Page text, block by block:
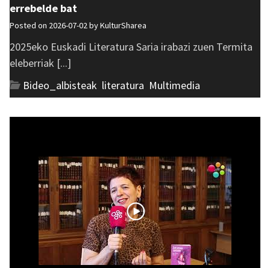
errebelde bat
Posted on 2026-07-02 byKulturSharea
2025eko Euskadi Literatura Saria irabazi zuen Termita
eleberriak [...]
Bideo_albisteak literatura Multimedia